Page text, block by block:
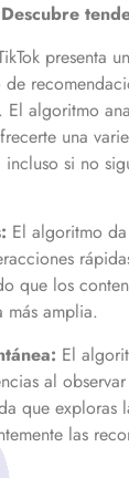
presenta
El algoritmo
una
si no
El algoritmo
que los
más amplia.
El
al
que exploras
las